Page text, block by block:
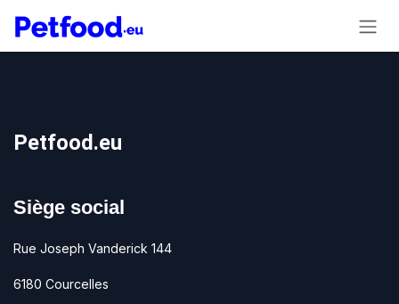
Petfood.eu
Siège social
Rue Joseph Vanderick 144
6180 Courcelles